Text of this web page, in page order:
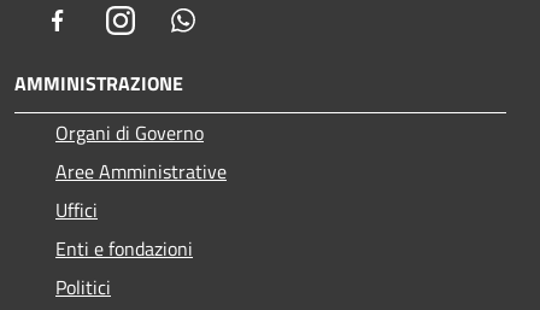
FacebookInstagram
AMMINISTRAZIONE
Organi di Governo
Aree Amministrative
Uffici
Enti e fondazioni
Politici